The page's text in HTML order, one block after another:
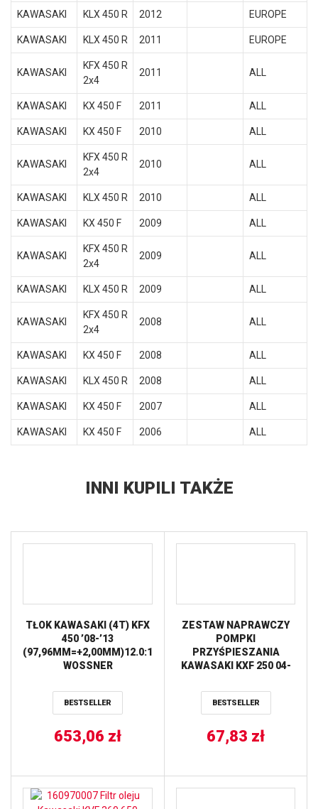
KAWASAKI KLX 450 R 2012 EUROPE
KAWASAKI KLX 450 R 2011 EUROPE
KAWASAKI
KFX 450 R
2x4
2011 ALL
KAWASAKI KX 450 F 2011 ALL
KAWASAKI KX 450 F 2010 ALL
KAWASAKI
KFX 450 R
2x4
2010 ALL
KAWASAKI KLX 450 R 2010 ALL
KAWASAKI KX 450 F 2009 ALL
KAWASAKI
KFX 450 R
2x4
2009 ALL
KAWASAKI KLX 450 R 2009 ALL
KAWASAKI
KFX 450 R
2x4
2008 ALL
KAWASAKI KX 450 F 2008 ALL
KAWASAKI KLX 450 R 2008 ALL
KAWASAKI KX 450 F 2007 ALL
KAWASAKI KX 450 F 2006 ALL
INNI KUPILI TAKŻE
TŁOK KAWASAKI (4T) KFX
450 ’08-’13
(97,96MM=+2,00MM)12.0:1
WOSSNER
BESTSELLER
653,06 zł
ZESTAW NAPRAWCZY
POMPKI
PRZYŚPIESZANIA
KAWASAKI KXF 250 04-
SUZUKI RMZ 250 04-09,
YAMAHA WRF 450 03-11,
BALLS
BESTSELLER
67,83 zł